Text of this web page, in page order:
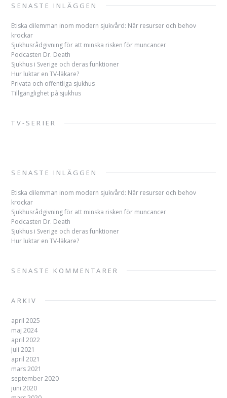
SENASTE INLÄGGEN
Etiska dilemman inom modern sjukvård: När resurser och behov
krockar
Sjukhusrådgivning för att minska risken för muncancer
Podcasten Dr. Death
Sjukhus i Sverige och deras funktioner
Hur luktar en TV-läkare?
Privata och offentliga sjukhus
Tillgänglighet på sjukhus
TV-SERIER
SENASTE INLÄGGEN
Etiska dilemman inom modern sjukvård: När resurser och behov
krockar
Sjukhusrådgivning för att minska risken för muncancer
Podcasten Dr. Death
Sjukhus i Sverige och deras funktioner
Hur luktar en TV-läkare?
SENASTE KOMMENTARER
ARKIV
april 2025
maj 2024
april 2022
juli 2021
april 2021
mars 2021
september 2020
juni 2020